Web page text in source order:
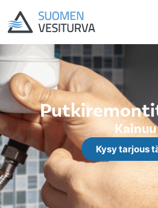
Kainuu
Kysy tarjous